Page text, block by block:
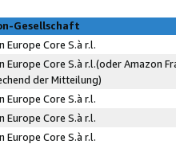
Gesellschaft
Europe Core S.à r.l.
Europe Core S.à r.l.(oder Amazon
der Mitteilung)
Europe Core S.à r.l.
Europe Core S.à r.l.
Europe Core S.à r.l.